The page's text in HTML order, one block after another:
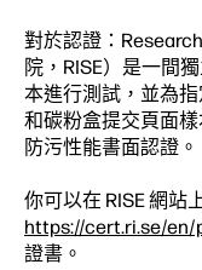
對於認證：
院，RISE）是一間
本進行測試，並為
和碳粉盒提交頁面
防污性能書面認證。
你可以在 RISE 網站
https://cert.ri.se/en/
證書。